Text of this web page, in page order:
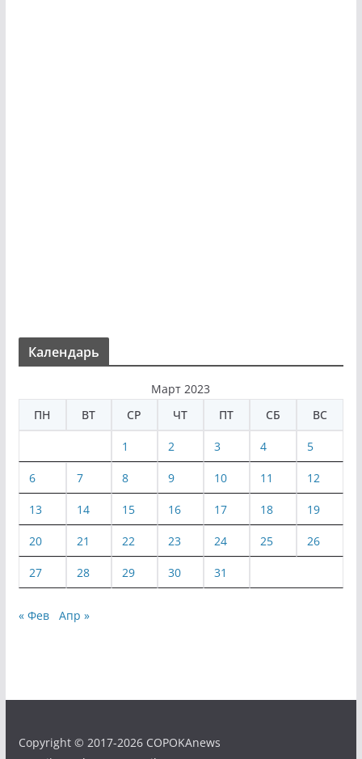
Календарь
Март 2023
ПН
ВТ СР ЧТ ПТ СБ ВС
1 2 3 4 5
6 7 8 9 10 11 12
13 14 15 16 17 18 19
20 21 22 23 24 25 26
27 28 29 30 31
« Фев Апр »
Copyright © 2017-2026 COPOKAnews